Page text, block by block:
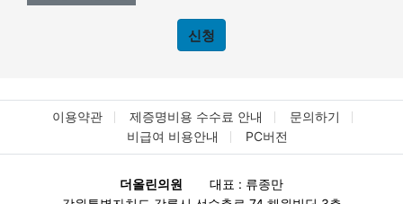
신청
이용약관 제증명비용 수수료 안내
문의하기
비급여 비용안내
PC버전
더올린의원
대표 : 류종만